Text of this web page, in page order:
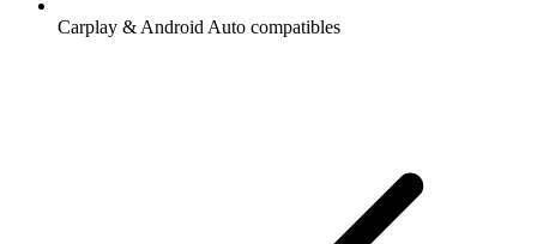
Carplay & Android Auto compatibles